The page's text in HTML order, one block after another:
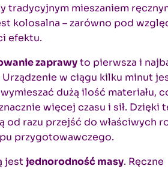
tradycyjnym mieszaniem
kolosalna – zarówno pod
efektu.
zaprawyto pierwsza i
w ciągu kilku minut
dużą ilość materiału,
więcej czasu i sił. Dzięki
od razu przejść do właściwych
przygotowawczego.
jestjednorodność masy. Ręczne